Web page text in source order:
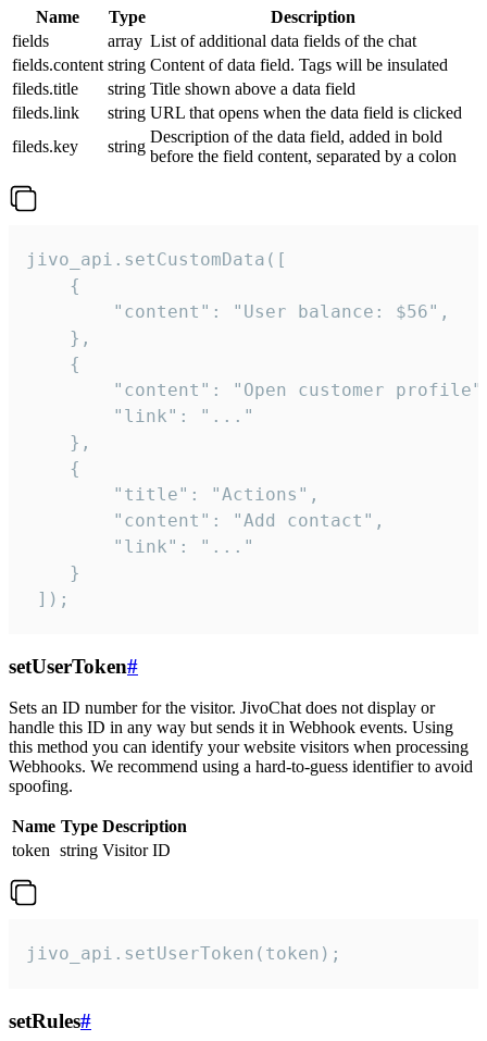
Name Type
Description
fields
array List of additional data fields of the chat
fields.content string Content of data field. Tags will be insulated
fileds.title
string Title shown above a data field
fileds.link
string URL that opens when the data field is clicked
fileds.key
string
Description of the data field, added in bold
before the field content, separated by a colon
jivo_api.setCustomData([
    {
        "content": "User balance: $56",
    },
    {
"content": "Open customer
        "link": "..."
    },
    {
        "title": "Actions",
        "content": "Add contact",
        "link": "..."
    }
]);
setUserToken#
Sets an ID number for the visitor. JivoChat does not display or
handle this ID in any way but sends it in Webhook events. Using
this method you can identify your website visitors when processing
Webhooks. We recommend using a hard-to-guess identifier to avoid
spoofing.
Name Type Description
token string Visitor ID
jivo_api.setUserToken(token);
setRules#